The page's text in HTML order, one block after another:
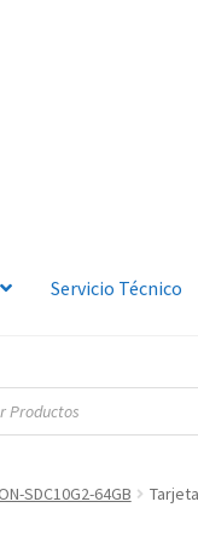
Servicio Técnico
SDC10G2-64GB